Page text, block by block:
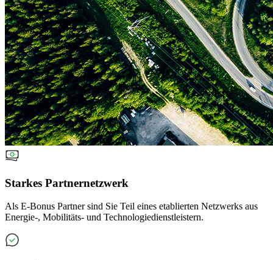
Starkes Partnernetzwerk
Als E-Bonus Partner sind Sie Teil eines etablierten Netzwerks aus
Energie-, Mobilitäts- und Technologiedienstleistern.